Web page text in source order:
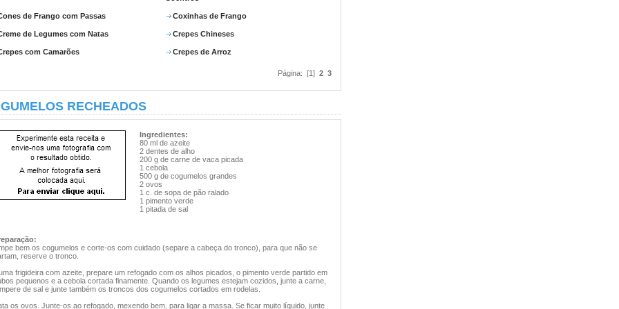
de Frango com Passas Coxinhas de Frango
de Legumes com Natas Crepes Chineses
com Camarões Crepes de Arroz
Página: [1] 2 3
RECHEADOS
Ingredientes:
80 ml de azeite
2 dentes de alho
200 g de carne de vaca picada
1 cebola
500 g de cogumelos grandes
2 ovos
1 c. de sopa de pão ralado
1 pimento verde
1 pitada de sal
bem os cogumelos e corte-os com cuidado (separe a cabeça do tronco), para que não se
reserve o tronco.
frigideira com azeite, prepare um refogado com os alhos picados, o pimento verde partido em
pequenos e a cebola cortada finamente. Quando os legumes estejam cozidos, junte a carne,
de sal e junte também os troncos dos cogumelos cortados em rodelas.
os ovos. Junte-os ao refogado, mexendo bem, para ligar a massa. Se ficar muito líquido, junte